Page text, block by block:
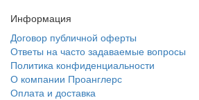
Информация
Договор публичной оферты
Ответы на часто задаваемые вопросы
Политика конфиденциальности
О компании Проанглерс
Оплата и доставка